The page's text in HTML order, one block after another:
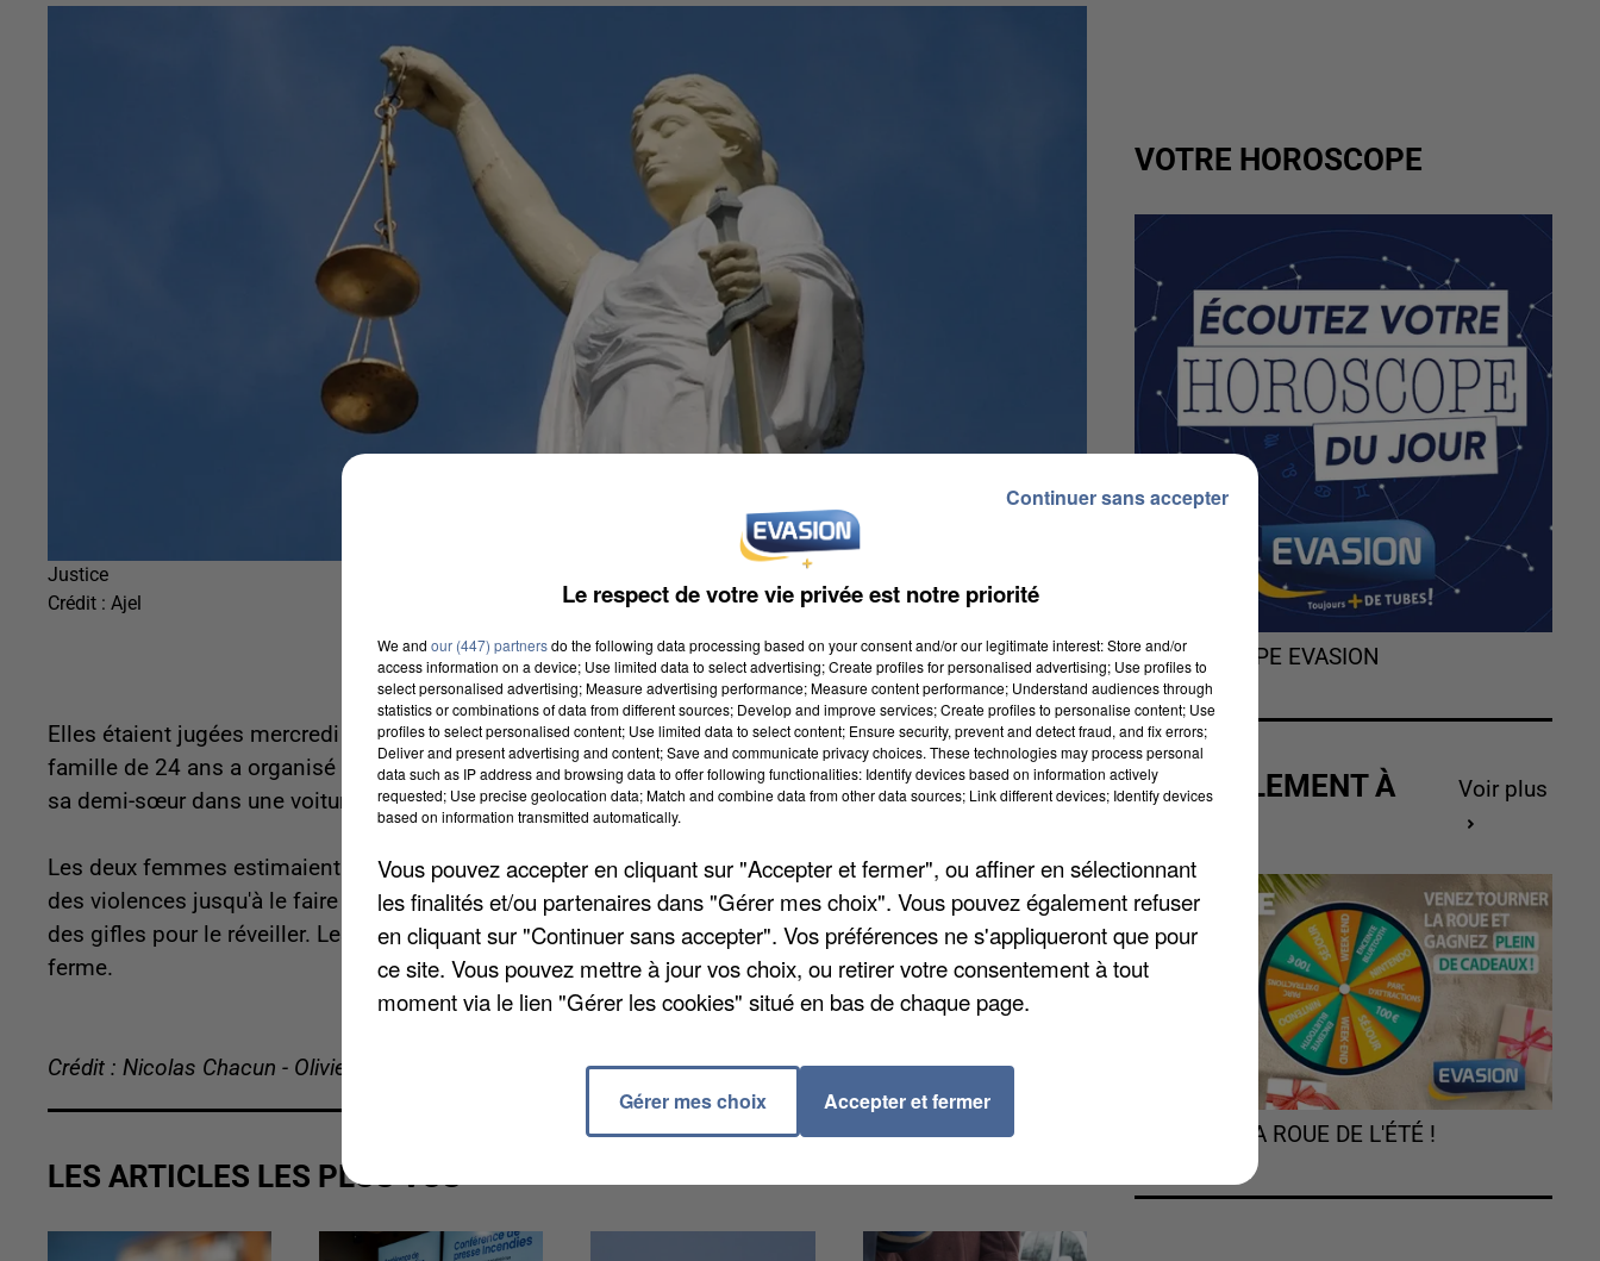
Justice
Crédit : Ajel
Elles étaient jugées mercredi devant le tribunal correctionnel d'Evry-Courcouronnes. Une mère de
famille de 24 ans a organisé une séance d'exorcisme sur son petit garçon de deux ans avec l'aide de
sa demi-sœur dans une voiture à Viry-Châtillon.
Les deux femmes estimaient que l'enfant était possédé par l'esprit d'une sorcière. Le garçonnet a subi
des violences jusqu'à le faire saigner des oreilles, précise actu.fr. Il a également fait un malaise et reçu
des gifles pour le réveiller. Les deux femmes ont été condamnées à 24 mois de prison dont six mois
ferme.
Crédit : Nicolas Chacun - Olivier Doyen
LES ARTICLES LES PLUS VUS
VOTRE HOROSCOPE
L'HOROSCOPE EVASION
ACTUELLEMENT À
Voir plus
TOURNEZ LA ROUE DE L'ÉTÉ !
Le respect de votre vie privée est notre priorité
We and our (447) partnersdo the following data processing based on your consent and/or our legitimate interest: Store and/or
access information on a device; Use limited data to select advertising; Create profiles for personalised advertising; Use profiles to
select personalised advertising; Measure advertising performance; Measure content performance; Understand audiences through
statistics or combinations of data from different sources; Develop and improve services; Create profiles to personalise content; Use
profiles to select personalised content; Use limited data to select content; Ensure security, prevent and detect fraud, and fix errors;
Deliver and present advertising and content; Save and communicate privacy choices. These technologies may process personal
data such as IP address and browsing data to offer following functionalities: Identify devices based on information actively
requested; Use precise geolocation data; Match and combine data from other data sources; Link different devices; Identify devices
based on information transmitted automatically.
Vous pouvez accepter en cliquant sur "Accepter et fermer", ou affiner en sélectionnant
les finalités et/ou partenaires dans "Gérer mes choix". Vous pouvez également refuser
en cliquant sur "Continuer sans accepter". Vos préférences ne s'appliqueront que pour
ce site. Vous pouvez mettre à jour vos choix, ou retirer votre consentement à tout
moment via le lien "Gérer les cookies" situé en bas de chaque page.
Gérer mes choix Accepter et fermer
Continuer sans accepter